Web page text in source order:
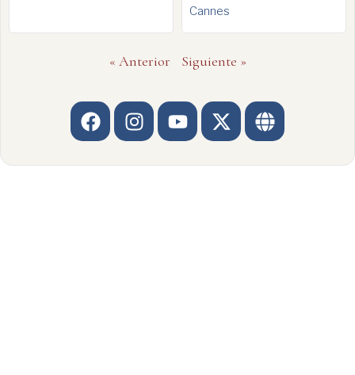
Cannes
« Anterior Siguiente »